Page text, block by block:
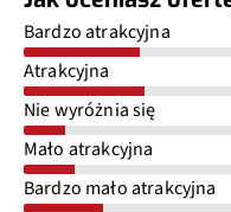
Bardzo atrakcyjna
Atrakcyjna
Nie wyróżnia się
Mało atrakcyjna
Bardzo mało atrakcyjna